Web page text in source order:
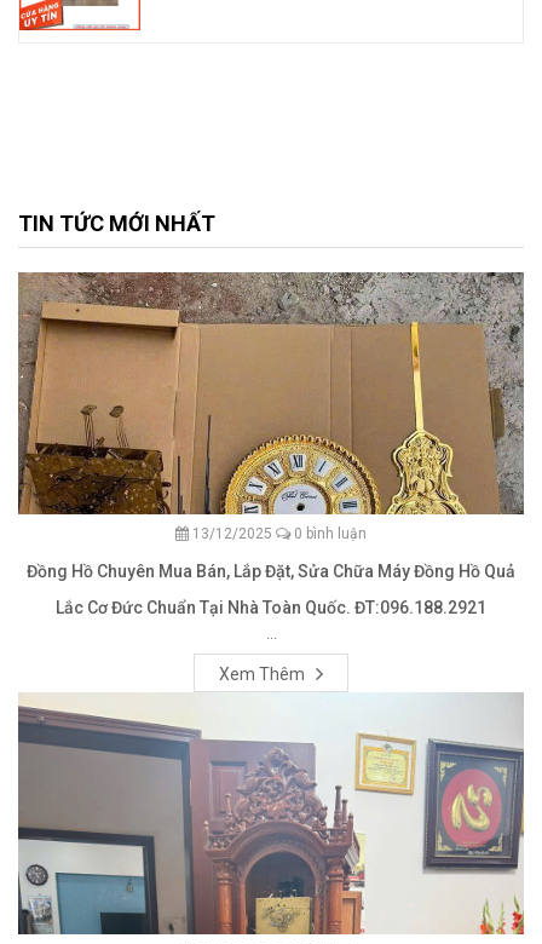
TIN TỨC MỚI NHẤT
13/12/2025 0 bình luận
Đồng Hồ Chuyên Mua Bán, Lắp Đặt, Sửa Chữa Máy Đồng Hồ Quả
Lắc Cơ Đức Chuẩn Tại Nhà Toàn Quốc. ĐT:096.188.2921
...
Xem Thêm